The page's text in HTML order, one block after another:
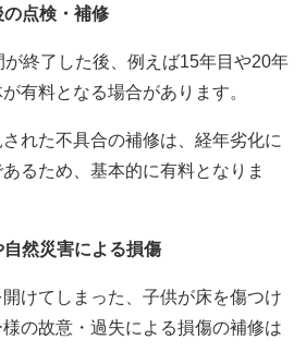
の点検・補修
終了した後、例えば15年目や20年
有料となる場合があります。
れた不具合の補修は、経年劣化に
るため、基本的に有料となりま
然災害による損傷
けてしまった、子供が床を傷つけ
の故意・過失による損傷の補修は